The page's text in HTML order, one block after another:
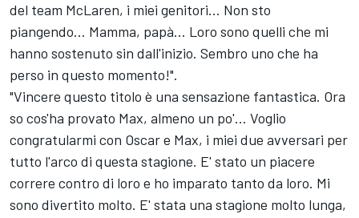
del team McLaren, i miei genitori... Non sto
piangendo... Mamma, papà... Loro sono quelli che mi
hanno sostenuto sin dall'inizio. Sembro uno che ha
perso in questo momento!".
"Vincere questo titolo è una sensazione fantastica. Ora
so cos'ha provato Max, almeno un po'... Voglio
congratularmi con Oscar e Max, i miei due avversari per
tutto l'arco di questa stagione. E' stato un piacere
correre contro di loro e ho imparato tanto da loro. Mi
sono divertito molto. E' stata una stagione molto lunga,